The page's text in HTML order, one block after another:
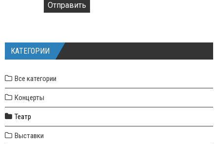
Отправить
КАТЕГОРИИ
Все категории
Концерты
Театр
Выставки